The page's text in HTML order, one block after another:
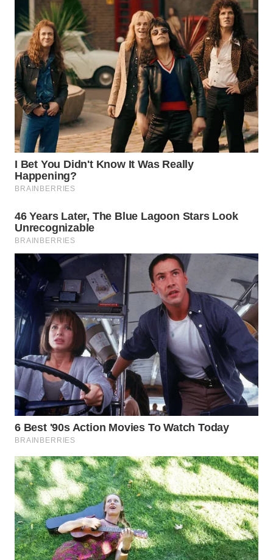
BEKASI
WN
BOGOR
WN
DEPOK
WN
TAPANULI
UTARA
WN
WN
PADANG
LAWAS
WN
SUMEDANG
WN
CIANJUR
WN
KEPULAUAN
SERIBU
WN
WN
BINJAI
WN
CIREBON